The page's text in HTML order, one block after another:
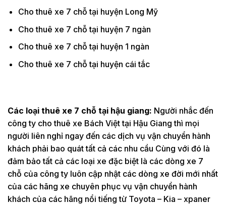
Cho thuê xe 7 chỗ tại huyện Long Mỹ
Cho thuê xe 7 chỗ tại huyện 7 ngàn
Cho thuê xe 7 chỗ tại huyện 1 ngàn
Cho thuê xe 7 chỗ tại huyện cái tắc
Các loại thuê xe 7 chỗ tại hậu giang: Người nhắc đến
công ty cho thuê xe Bách Việt tại Hậu Giang thì mọi
người liên nghỉ ngay đến các dịch vụ vận chuyển hành
khách phải bao quát tất cả các nhu cầu Cùng với đó là
đảm bảo tất cả các loại xe đặc biệt là các dòng xe 7
chỗ của công ty luôn cập nhật các dòng xe đời mới nhất
của các hãng xe chuyên phục vụ vận chuyển hành
khách của các hãng nổi tiếng từ Toyota – Kia – xpaner